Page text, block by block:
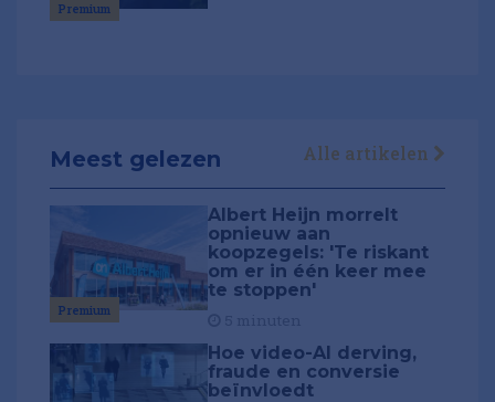
Premium
Meest gelezen Alle artikelen
Premium
Albert Heijn morrelt
opnieuw aan
koopzegels: 'Te riskant
om er in één keer mee
te stoppen'
Hoe video-AI derving,
fraude en conversie
beïnvloedt